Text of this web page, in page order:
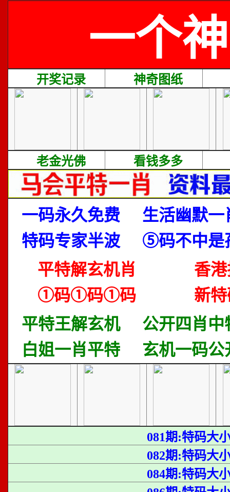
一个
开奖记录 神奇图纸
老金光佛 看钱多多
一码永久免费
生活幽默一
特码专家半波
⑤码不中是
平特解玄机肖
香
①码①码①码
新
平特王解玄机
公开四肖中
白姐一肖平特
玄机一码公
081期:特码大
082期:特码大
084期:特码大